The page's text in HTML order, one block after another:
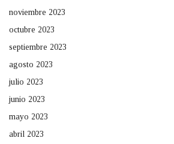
noviembre 2023
octubre 2023
septiembre 2023
agosto 2023
julio 2023
junio 2023
mayo 2023
abril 2023